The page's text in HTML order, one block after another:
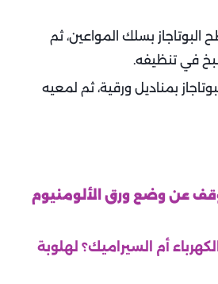
بسلك المواعين، ثم
في تنظيفه.
بمناديل ورقية، ثم لمعيه
عن وضع ورق الألومنيوم
أم السيراميك؟ لهلوبة